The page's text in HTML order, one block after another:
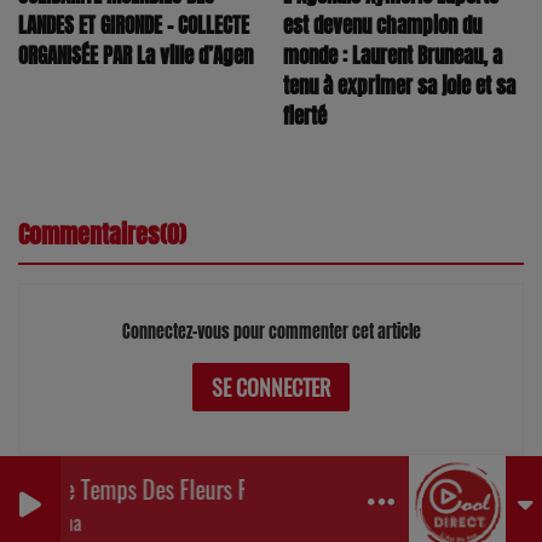
Temps Des Fleurs Remix
0
LANDES ET GIRONDE – COLLECTE
ORGANISÉE PAR La ville d’Agen
est devenu champion du
monde : Laurent Bruneau, a
tenu à exprimer sa joie et sa
fierté
Commentaires(0)
Connectez-vous pour commenter cet article
SE CONNECTER